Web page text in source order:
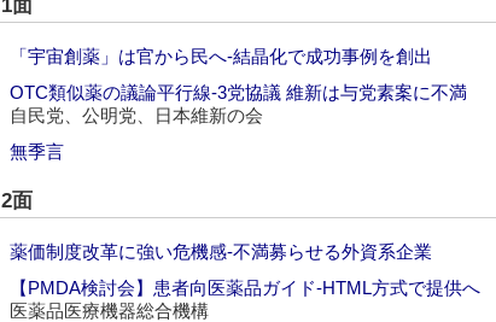
1面
「宇宙創薬」は官から民へ‐結晶化で成功事例を創出
OTC類似薬の議論平行線‐3党協議 維新は与党素案に不満
自民党、公明党、日本維新の会
無季言
2面
薬価制度改革に強い危機感‐不満募らせる外資系企業
【PMDA検討会】患者向医薬品ガイド‐HTML方式で提供へ
医薬品医療機器総合機構